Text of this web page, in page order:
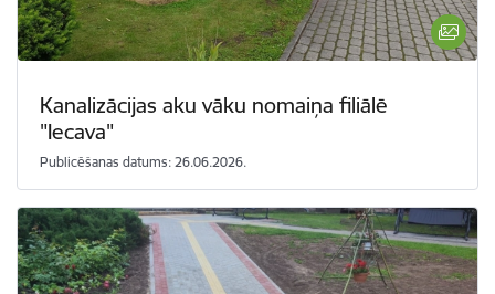
Kanalizācijas aku vāku nomaiņa filiālē
"Iecava"
Publicēšanas datums: 26.06.2026.